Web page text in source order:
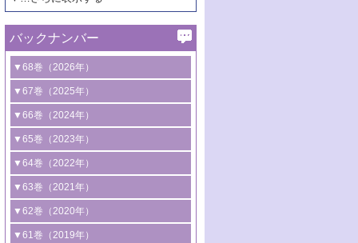
バックナンバー
▼68巻（2026年）
1号 過酸化水素合成に関する研究動向
2号 コンピューター技術により加速する
触媒開発
3号 有機分子変換やCO 資源化のための
光触媒に関する最近の研究
B号 第137回触媒討論会（2026年）
▼67巻（2025年）
1号 CO
水素化によるグリーン燃料/グリ
ーンケミカル製造
2号 水素製造のための水分解技術に関す
る最近の研究
3号 オレフィン系樹脂の精密合成に関す
る最新技術
4号 アルコール類の効率的変換を実現す
▼66巻（2024年）
1号 低次元ナノ構造を有する触媒材料
2号 規制反応場を活用した固体触媒研究
の新展開
3号 未踏分子変換を目指した酸化触媒プ
ロセスの最前線
4号 シンクロトロン放射光および中性子
▼65巻（2023年）
1号 炭素が関わる触媒機能
2号 プラスチックケミカルリサイクルの
ための触媒技術
3号 非酸化物系金属化合物を基盤とした
▼64巻（2022年）
1号 合成ガス製造とCOを用いるケミカル
ズ合成の最新動向
2号 化学品合成のための合金触媒開発
▼63巻（2021年）
1号 金触媒の新展開
2号 ペロブスカイト
▼62巻（2020年）
1号 触媒設計を拓く欠陥構造のキャラク
▼61巻（2019年）